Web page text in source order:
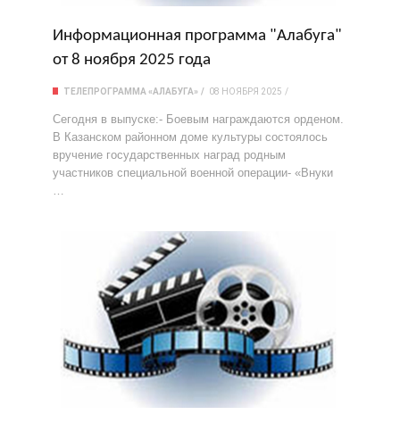
Информационная программа "Алабуга"
от 8 ноября 2025 года
ТЕЛЕПРОГРАММА «АЛАБУГА» 08 НОЯБРЯ 2025
Сегодня в выпуске:- Боевым награждаются орденом.
В Казанском районном доме культуры состоялось
вручение государственных наград родным
участников специальной военной операции- «Внуки
…